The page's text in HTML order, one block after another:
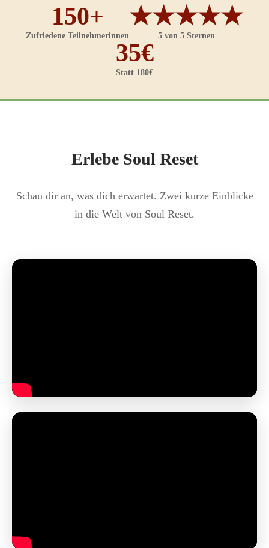
150+
Zufriedene Teilnehmerinnen
★★★★★
5 von 5 Sternen
35€
Statt 180€
Erlebe Soul Reset
Schau dir an, was dich erwartet. Zwei kurze Einblicke
in die Welt von Soul Reset.